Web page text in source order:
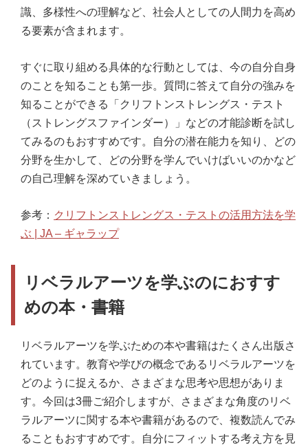
識、多様性への理解など、社会人としての人間力を高め
る要素が含まれます。
すぐに取り組める具体的な行動としては、今の自分自身
のことを知ることも第一歩。質問に答えて自分の強みを
知ることができる「クリフトンストレングス・テスト
（ストレングスファインダー）」などの才能診断を試し
てみるのもおすすめです。自分の潜在能力を知り、どの
分野を生かして、どの分野を学んでいけばいいのかなど
の自己理解を深めていきましょう。
参考： クリフトンストレングス・テストの活用方法を学
ぶ | JA – ギャラップ
リベラルアーツを学ぶのにおすす
めの本・書籍
リベラルアーツを学ぶための本や書籍はたくさん出版さ
れています。教育や学びの概念であるリベラルアーツを
どのように捉えるか、さまざまな思考や思想がありま
す。今回は3冊ご紹介しますが、さまざまな角度のリベ
ラルアーツに関する本や書籍があるので、複数読んでみ
ることもおすすめです。自分にフィットする考え方を見